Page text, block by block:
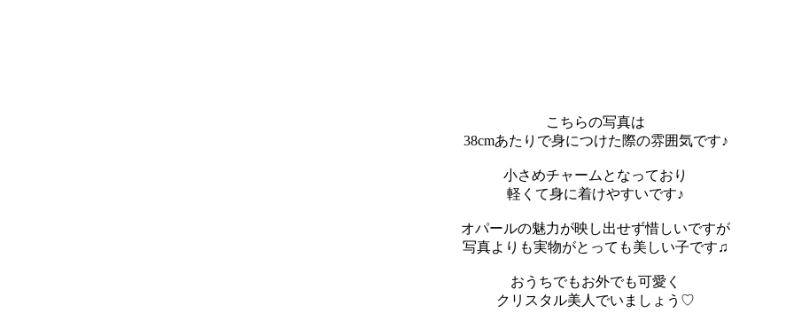
こちらの写真は
38cmあたりで身につけた際の雰囲気です♪
小さめチャームとなっており
軽くて身に着けやすいです♪
オパールの魅力が映し出せず惜しいですが
写真よりも実物がとっても美しい子です♫
おうちでもお外でも可愛く
クリスタル美人でいましょう♡